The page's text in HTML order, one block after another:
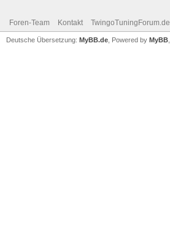
Foren-Team Kontakt TwingoTuningForum.de
Deutsche Übersetzung: MyBB.de , Powered by MyBB